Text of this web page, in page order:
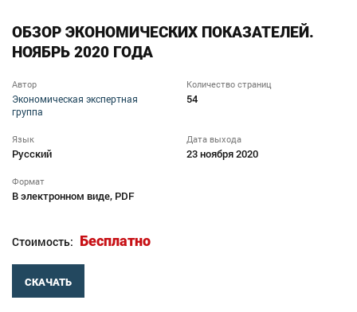
ОБЗОР ЭКОНОМИЧЕСКИХ ПОКАЗАТЕЛЕЙ.
НОЯБРЬ 2020 ГОДА
Автор
Экономическая экспертная
группа
Количество страниц
54
Язык
Русский
Дата выхода
23 ноября 2020
Формат
В электронном виде, PDF
Стоимость: Бесплатно
СКАЧАТЬ